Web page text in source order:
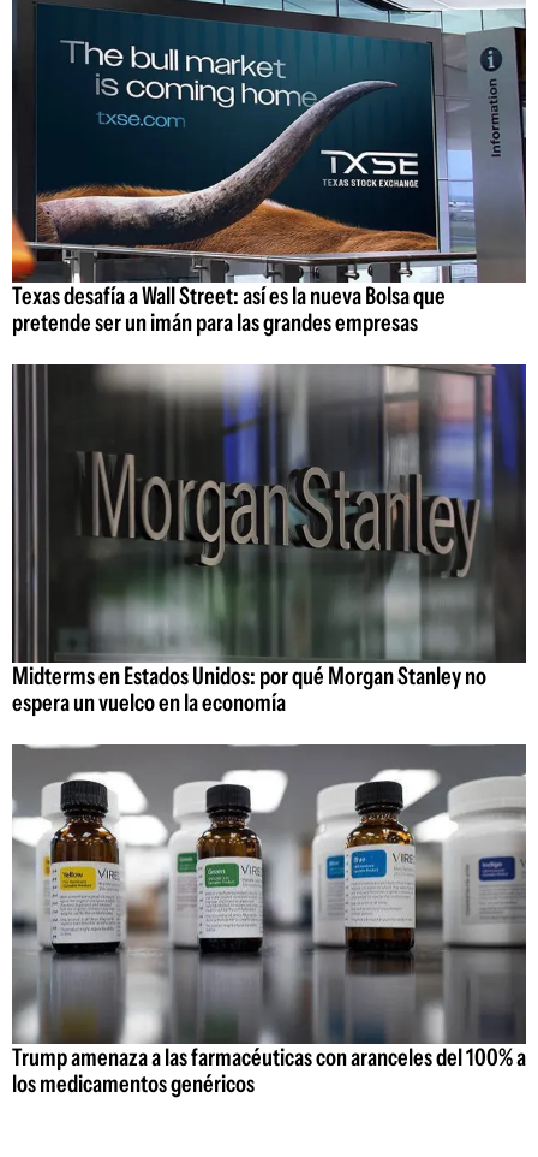
Texas desafía a Wall Street: así es la nueva Bolsa que
pretende ser un imán para las grandes empresas
Midterms en Estados Unidos: por qué Morgan Stanley no
espera un vuelco en la economía
Trump amenaza a las farmacéuticas con aranceles del 100% a
los medicamentos genéricos